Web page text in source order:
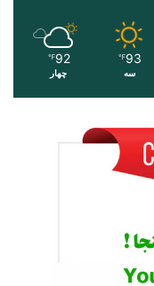
93
℉
سه
92
℉
چهار